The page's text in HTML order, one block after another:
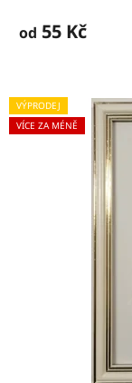
ů
od 55 Kč
VÝPRODEJ
VÍCE ZA MÉNĚ